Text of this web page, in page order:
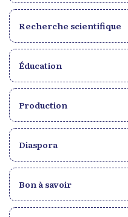
Recherche scientifique
Éducation
Production
Diaspora
Bon à savoir